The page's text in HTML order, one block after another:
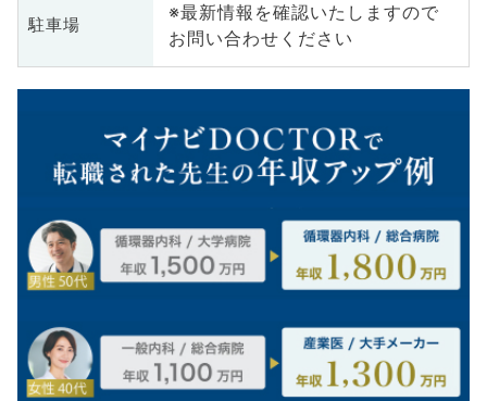
駐車場
※最新情報を確認いたしますので
お問い合わせください